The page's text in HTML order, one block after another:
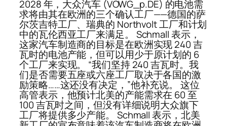
2028 年，大众汽车 (VOWG_p.DE) 的电池需
求将由其在欧洲的三个确认工厂——德国的萨
尔茨吉特工厂、瑞典的 Northvolt 工厂和计划
中的瓦伦西亚工厂来满足。 Schmall 表示，
这家汽车制造商的目标是在欧洲实现 240 吉
瓦时的电池产能，但可以用少于原计划的 6
个工厂来实现。 “我们坚持 240 吉瓦时。我
们是否需要五座或六座工厂取决于各国的激
励策略……这还没有决定，”他补充说。 这位
高管表示，他预计北美的产能需求在 60 至
100 吉瓦时之间，但没有详细说明大众旗下
工厂将提供多少产能。 Schmall 表示，北美